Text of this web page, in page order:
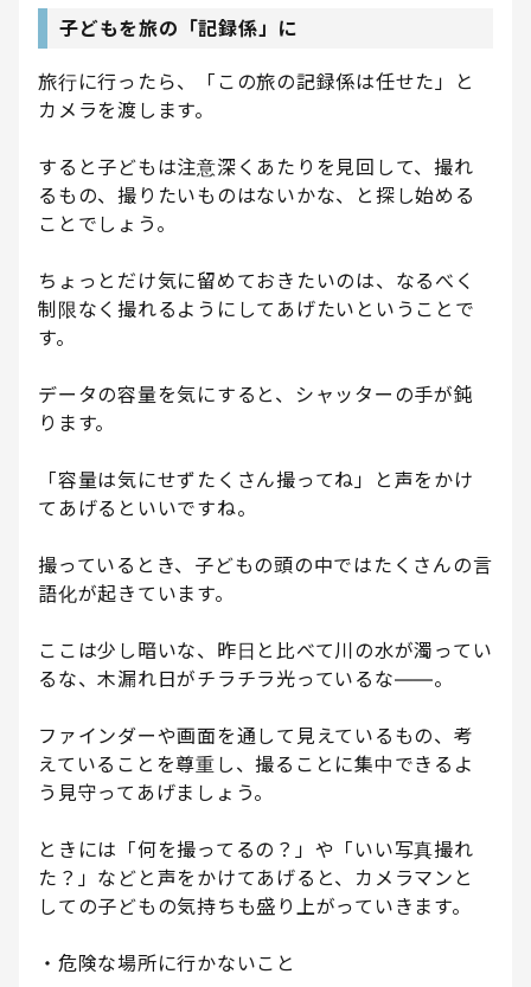
子どもを旅の「記録係」に
旅行に行ったら、「この旅の記録係は任せた」と
カメラを渡します。
すると子どもは注意深くあたりを見回して、撮れ
るもの、撮りたいものはないかな、と探し始める
ことでしょう。
ちょっとだけ気に留めておきたいのは、なるべく
制限なく撮れるようにしてあげたいということで
す。
データの容量を気にすると、シャッターの手が鈍
ります。
「容量は気にせずたくさん撮ってね」と声をかけ
てあげるといいですね。
撮っているとき、子どもの頭の中ではたくさんの言
語化が起きています。
ここは少し暗いな、昨日と比べて川の水が濁ってい
るな、木漏れ日がチラチラ光っているな――。
ファインダーや画面を通して見えているもの、考
えていることを尊重し、撮ることに集中できるよ
う見守ってあげましょう。
ときには「何を撮ってるの？」や「いい写真撮れ
た？」などと声をかけてあげると、カメラマンと
しての子どもの気持ちも盛り上がっていきます。
・危険な場所に行かないこと